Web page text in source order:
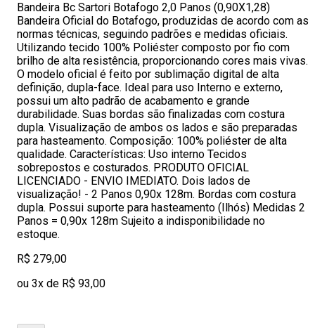
Bandeira Bc Sartori Botafogo 2,0 Panos (0,90X1,28)
Bandeira Oficial do Botafogo, produzidas de acordo com as
normas técnicas, seguindo padrões e medidas oficiais.
Utilizando tecido 100% Poliéster composto por fio com
brilho de alta resistência, proporcionando cores mais vivas.
O modelo oficial é feito por sublimação digital de alta
definição, dupla-face. Ideal para uso Interno e externo,
possui um alto padrão de acabamento e grande
durabilidade. Suas bordas são finalizadas com costura
dupla. Visualização de ambos os lados e são preparadas
para hasteamento. Composição: 100% poliéster de alta
qualidade. Características: Uso interno Tecidos
sobrepostos e costurados. PRODUTO OFICIAL
LICENCIADO - ENVIO IMEDIATO. Dois lados de
visualização! - 2 Panos 0,90x 128m. Bordas com costura
dupla. Possui suporte para hasteamento (Ilhós) Medidas 2
Panos = 0,90x 128m Sujeito a indisponibilidade no
estoque.
R$ 279,00
ou 3x de R$ 93,00